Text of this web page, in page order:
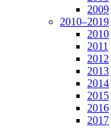
2009
2010–2019
2010
2011
2012
2013
2014
2015
2016
2017